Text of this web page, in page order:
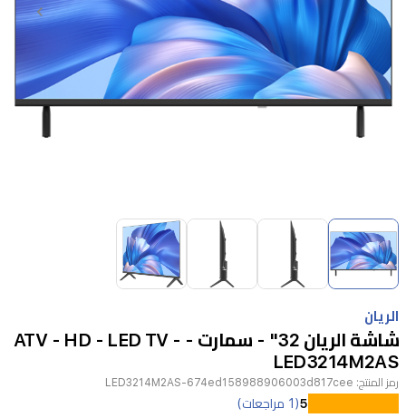
Item
1
of
4
1
of
4
الريان
شاشة الريان 32" - سمارت - ATV - HD - LED TV -
LED3214M2AS
رمز المنتج: LED3214M2AS-674ed158988906003d817cee
5(1 مراجعات)